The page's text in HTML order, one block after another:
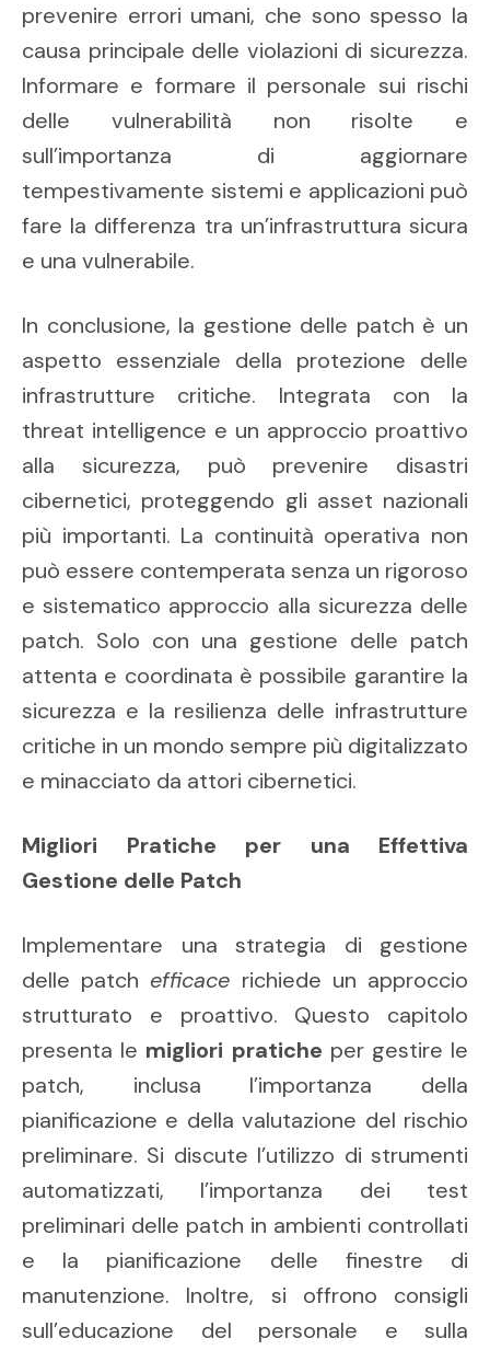
prevenire errori umani, che sono spesso la
causa principale delle violazioni di sicurezza.
Informare e formare il personale sui rischi
delle vulnerabilità non risolte e
sull’importanza di aggiornare
tempestivamente sistemi e applicazioni può
fare la differenza tra un’infrastruttura sicura
e una vulnerabile.
In conclusione, la gestione delle patch è un
aspetto essenziale della protezione delle
infrastrutture critiche. Integrata con la
threat intelligence e un approccio proattivo
alla sicurezza, può prevenire disastri
cibernetici, proteggendo gli asset nazionali
più importanti. La continuità operativa non
può essere contemperata senza un rigoroso
e sistematico approccio alla sicurezza delle
patch. Solo con una gestione delle patch
attenta e coordinata è possibile garantire la
sicurezza e la resilienza delle infrastrutture
critiche in un mondo sempre più digitalizzato
e minacciato da attori cibernetici.
Migliori Pratiche per una Effettiva
Gestione delle Patch
Implementare una strategia di gestione
delle patch efficace richiede un approccio
strutturato e proattivo. Questo capitolo
presenta le migliori pratiche per gestire le
patch, inclusa l’importanza della
pianificazione e della valutazione del rischio
preliminare. Si discute l’utilizzo di strumenti
automatizzati, l’importanza dei test
preliminari delle patch in ambienti controllati
e la pianificazione delle finestre di
manutenzione. Inoltre, si offrono consigli
sull’educazione del personale e sulla